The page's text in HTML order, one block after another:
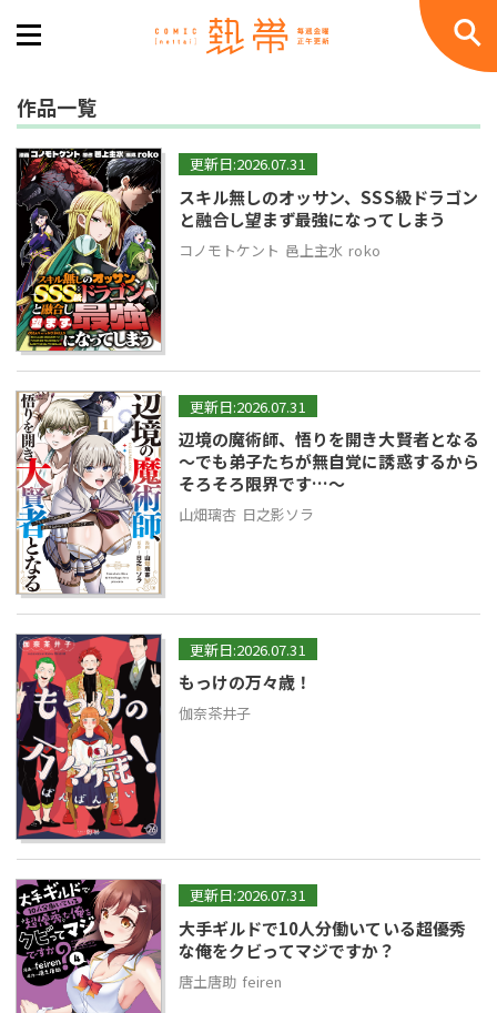
作品一覧
更新日:2026.07.31
スキル無しのオッサン、SSS級ドラゴン
と融合し望まず最強になってしまう
コノモトケント 邑上主水 roko
更新日:2026.07.31
辺境の魔術師、悟りを開き大賢者となる
〜でも弟子たちが無自覚に誘惑するから
そろそろ限界です…〜
山畑璃杏 日之影ソラ
更新日:2026.07.31
もっけの万々歳！
伽奈茶井子
更新日:2026.07.31
大手ギルドで10人分働いている超優秀
な俺をクビってマジですか？
唐土唐助 feiren